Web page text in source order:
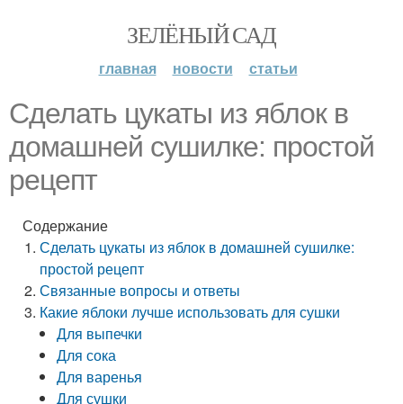
ЗЕЛЁНЫЙ САД
главная новости статьи
Сделать цукаты из яблок в
домашней сушилке: простой
рецепт
Содержание
Сделать цукаты из яблок в домашней сушилке:
простой рецепт
Связанные вопросы и ответы
Какие яблоки лучше использовать для сушки
Для выпечки
Для сока
Для варенья
Для сушки